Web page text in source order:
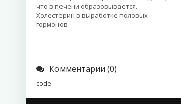
что в печени образовывается.
Холестерин в выработке половых
гормонов
Комментарии (0)
code